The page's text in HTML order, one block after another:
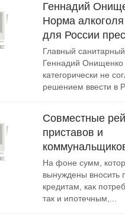
Геннадий
Норма
для России
Главный
Геннадий Онищенко
категорически не
решением ввести в
Совместные
приставов и
На фоне сумм,
вынуждены вносить
кредитам, как
так и ипотечным,...